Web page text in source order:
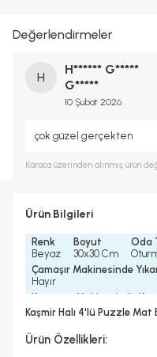
Değerlendirmeler
H
H****** G*****
G*****
10 Şubat 2026
çok güzel gerçekten
Karaca üzerinden alınmış ürün
Ürün Bilgileri
Renk
Beyaz
Boyut
30x30 Cm
Oda
Çamaşır Makinesinde
Hayır
Kurutma Makinesinde
Hayır
Hayır
Kaşmir Halı 4'lü Puzzle
Ürün Özellikleri: